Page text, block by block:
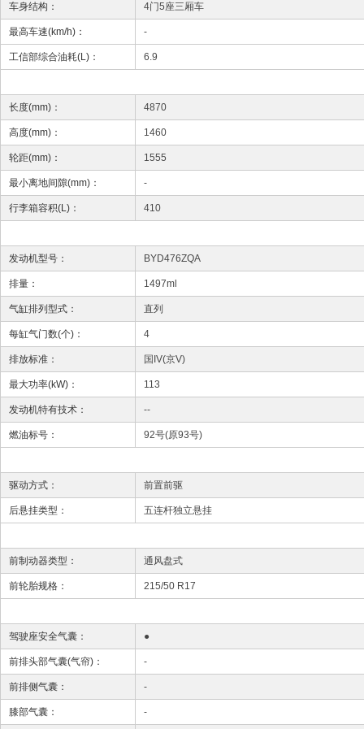
车身结构： 4门5座三厢车
最高车速(km/h)： -
工信部综合油耗(L)： 6.9
长度(mm)： 4870
高度(mm)： 1460
轮距(mm)： 1555
最小离地间隙(mm)： -
行李箱容积(L)： 410
发动机型号： BYD476ZQA
排量： 1497ml
气缸排列型式： 直列
每缸气门数(个)： 4
排放标准： 国IV(京V)
最大功率(kW)： 113
发动机特有技术： --
燃油标号： 92号(原93号)
驱动方式： 前置前驱
后悬挂类型： 五连杆独立悬挂
前制动器类型： 通风盘式
前轮胎规格： 215/50 R17
驾驶座安全气囊： ●
前排头部气囊(气帘)： -
前排侧气囊： -
膝部气囊： -